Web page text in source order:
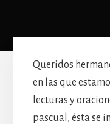
Queridos
en las que
lecturas y
pascual, ésta se